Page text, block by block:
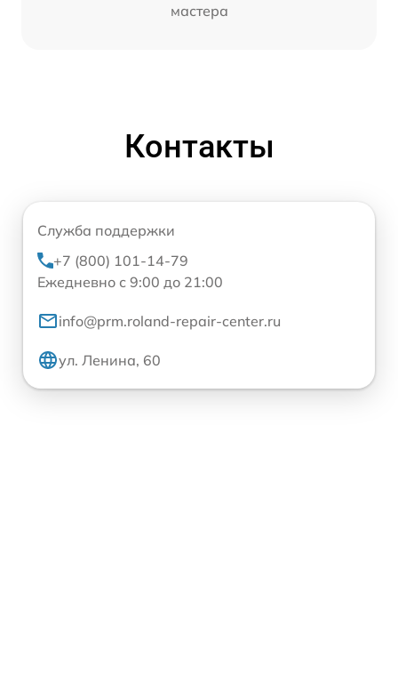
мастера
Контакты
Служба поддержки
+7 (800) 101-14-79
Ежедневно с 9:00 до 21:00
info@prm.roland-repair-center.ru
ул. Ленина, 60